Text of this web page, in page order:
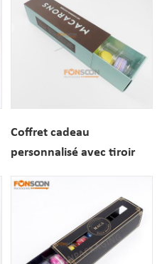
Coffret cadeau
personnalisé avec tiroir
macarons et biscuits, 6